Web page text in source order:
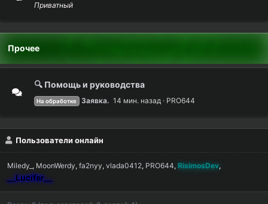
Приватный
Прочее
🔍 Помощь и руководства
На обработке Заявка. 14 мин. назад PRO644
Пользователи онлайн
Miledy_ MoonWerdy fa2nyy vlada0412 PRO644 RisimosDev
__Lucifer__